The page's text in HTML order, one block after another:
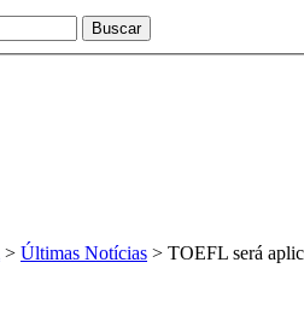
Buscar
> Últimas Notícias > TOEFL será